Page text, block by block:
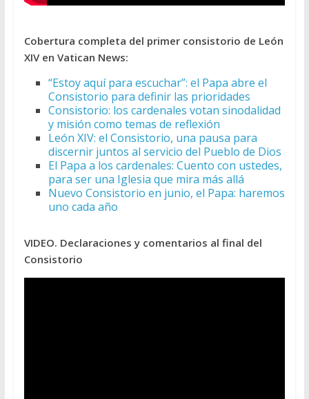
Cobertura completa del primer consistorio de León
XIV en Vatican News:
“Estoy aquí para escuchar”: el Papa abre el
Consistorio para definir las prioridades
Consistorio: los cardenales votan sinodalidad
y misión como temas de reflexión
León XIV: el Consistorio, una pausa para
discernir juntos al servicio del Pueblo de Dios
El Papa a los cardenales: Cuento con ustedes,
para ser una Iglesia que mira más allá
Nuevo Consistorio en junio, el Papa: haremos
uno cada año
VIDEO. Declaraciones y comentarios al final del
Consistorio